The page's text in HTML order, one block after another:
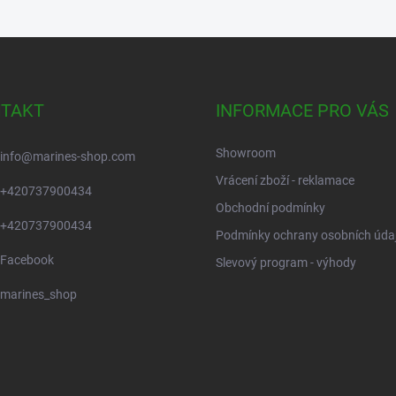
info@marines-shop.com
+420737900434
+420737900434
Facebook
marines_shop
INFORMACE PRO VÁS
Showroom
Vrácení zboží - reklamace
Obchodní podmínky
Podmínky ochrany osobních
Slevový program - výhody